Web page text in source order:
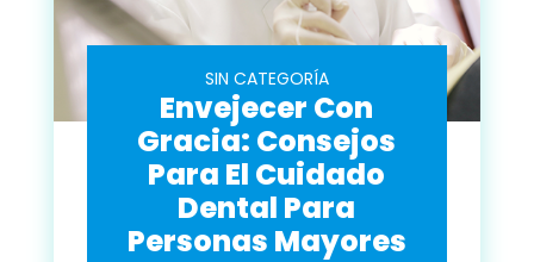
SIN CATEGORÍA
Envejecer Con
Gracia: Consejos
Para El Cuidado
Dental Para
Personas Mayores